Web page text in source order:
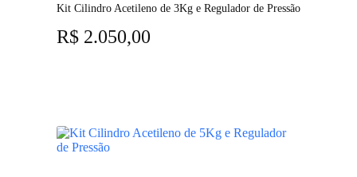
Kit Cilindro Acetileno de 3Kg e Regulador de Pressão
R$ 2.050,00